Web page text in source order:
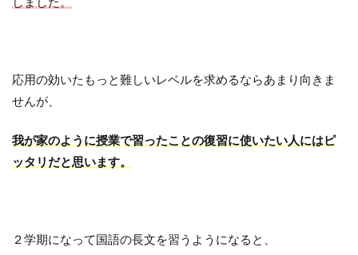
応用の効いたもっと難しいレベルを求めるならあまり向きま
せんが、
我が家のように授業で習ったことの復習に使いたい人にはピ
ッタリだと思います。
２学期になって国語の長文を習うようになると、